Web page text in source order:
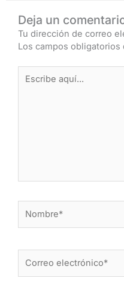
Deja un
Tu dirección de correo
Los campos obligatorios
aquí...
electrónico*